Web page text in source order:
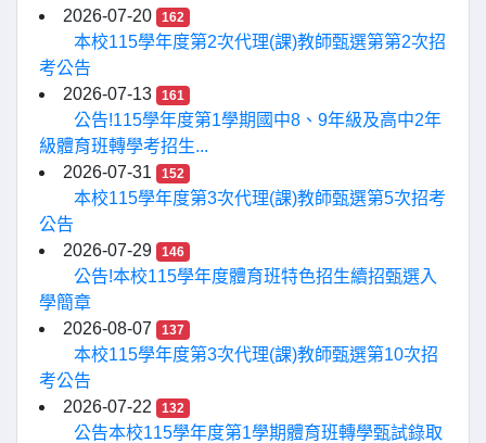
2026-07-20
162
本校115學年度第2次代理(課)教師甄選第第2次招
考公告
2026-07-13
161
公告!115學年度第1學期國中8、9年級及高中2年
級體育班轉學考招生...
2026-07-31
152
本校115學年度第3次代理(課)教師甄選第5次招考
公告
2026-07-29
146
公告!本校115學年度體育班特色招生續招甄選入
學簡章
2026-08-07
137
本校115學年度第3次代理(課)教師甄選第10次招
考公告
2026-07-22
132
公告本校115學年度第1學期體育班轉學甄試錄取